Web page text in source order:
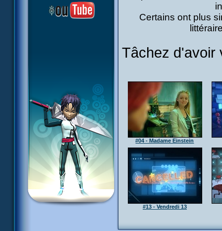
Certains ont plus
Tâchez d'avoir
#04 - Madame Einstein
#13 - Vendredi 13